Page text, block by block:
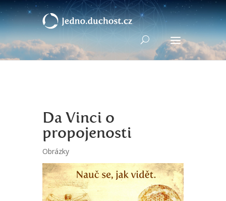
Da Vinci o
propojenosti
Obrázky